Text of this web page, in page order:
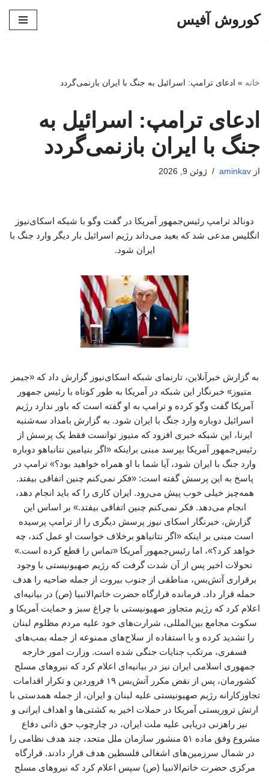
کوروش آفیس
خانه » ادعای ترامپ: اسرائیل به جنگ با ایران بازنمی‌گردد
ادعای ترامپ: اسرائیل به
جنگ با ایران بازنمی‌گردد
از aminkav ژوئن 9, 2026
دونالد ترامپ رئیس‌جمهور آمریکا در گفت‌ وگو با شبکه اسکای‌نیوز
انگلیس مدعی شد که بعید می‌داند رژیم اسرائیل بار دیگر وارد جنگ با
ایران شود.
به گزارش خبرآنلاین، تارنمای شبکه اسکای‌نیوز گزارش داد که «جیمز
متیوز» خبرنگار این شبکه در آمریکا به‌ طور کوتاه با رئیس جمهور
آمریکا گفت‌ وگو کرده و ترامپ به او گفته است که باور ندارد رژیم
اسرائیل دوباره وارد جنگ با ایران شود. به گزارش بامداد سه‌شنبه
ایرنا، این شبکه خبری افزود که متیوز توانست فقط یک پرسش از
رئیس‌جمهور آمریکا بپرسد مبنی براینکه «اگر بنیامین نتانیاهو دوباره
وارد جنگ با ایران شود، آیا شما با او همراه خواهید بود؟» ترامپ در
پاسخ به این پرسش گفته است: «فکر نمی‌کنم چنین اتفاقی بیفتد.
همه‌چیز خیلی خوب پیش می‌رود. ایران کاری را که باید انجام دهد،
انجام می‌دهد. فکر نمی‌کنم چنین اتفاقی بیفتد.» بر اساس این
گزارش، خبرنگار اسکای نیوز پرسش دیگری را از ترامپ پرسیده
است مبنی بر اینکه «اگر نتانیاهو برخلاف خواست او عمل کند، چه
خواهد کرد؟»، اما رئیس‌جمهور آمریکا «تماس را قطع کرده است.»
تحولات اخیر پس از آن شدت گرفت که رژیم صهیونیستی با وجود
برقراری آتش‌بس، مناطقی از جنوب بیروت از جمله ضاحیه را هدف
حمله قرار داد. فرمانده قرارگاه حضرت خاتم‌الانبیا (ص) در بیانیه‌ای
اعلام کرد که رژیم متجاوز صهیونیستی با چراغ سبز و حمایت آمریکا و
سکوت مجامع بین‌المللی، شرارت‌های خود علیه مردم مظلوم لبنان
را تشدید کرده و با استفاده از سلاح‌های ممنوعه از جمله بمب‌های
فسفری، مرتکب جنایات جنگی شده است. وزارت امور خارجه
جمهوری اسلامی ایران نیز در بیانیه‌ای اعلام کرد که نیروهای مسلح
کشورمان، پس از نقض مکرر آتش‌بس ۱۹ فروردین و تکرار اقدامات
تجاوزکارانه رژیم صهیونیستی علیه لبنان و ایران، از جمله همدستی با
ارتش تروریستی آمریکا در حملات اخیر به کشتی‌ها و اهداف ایرانی و
نیز راهزنی دریایی علیه ملت ایران، در چارچوب حق ذاتی دفاع
مشروع وفق ماده ۵۱ منشور سازمان ملل متحد، چند هدف نظامی را
در شمال سرزمین‌های اشغالی فلسطین هدف قرار دادند. قرارگاه
مرکزی حضرت خاتم‌الانبیا (ص) سپس اعلام کرد که نیروهای مسلح